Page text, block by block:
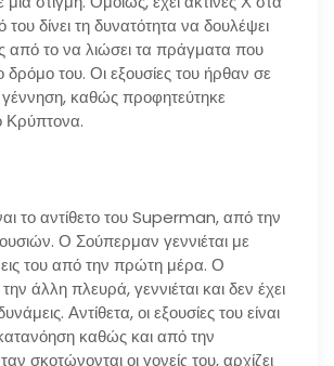
του δίνει τη δυνατότητα να δουλέψει
από το να λιώσει τα πράγματα που
δρόμο του. Οι εξουσίες του ήρθαν σε
καθώς προφητεύτηκε
Κρύπτονα.
το αντίθετο του Superman, από την
Ο Σούπερμαν γεννιέται με
του από την πρώτη μέρα. Ο
άλλη πλευρά, γεννιέται και δεν έχει
Αντίθετα, οι εξουσίες του είναι
καθώς και από την
σκοτώνονται οι γονείς του, αρχίζει